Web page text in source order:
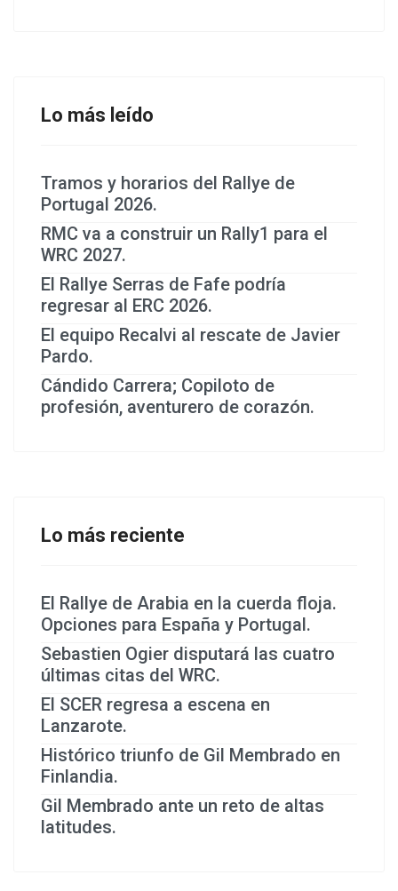
Lo más leído
Tramos y horarios del Rallye de
Portugal 2026.
RMC va a construir un Rally1 para el
WRC 2027.
El Rallye Serras de Fafe podría
regresar al ERC 2026.
El equipo Recalvi al rescate de Javier
Pardo.
Cándido Carrera; Copiloto de
profesión, aventurero de corazón.
Lo más reciente
El Rallye de Arabia en la cuerda floja.
Opciones para España y Portugal.
Sebastien Ogier disputará las cuatro
últimas citas del WRC.
El SCER regresa a escena en
Lanzarote.
Histórico triunfo de Gil Membrado en
Finlandia.
Gil Membrado ante un reto de altas
latitudes.